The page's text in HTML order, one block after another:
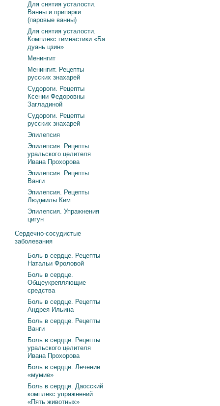
Для снятия усталости.
Ванны и припарки
(паровые ванны)
Для снятия усталости.
Комплекс гимнастики «Ба
дуань цзин»
Менингит
Менингит. Рецепты
русских знахарей
Судороги. Рецепты
Ксении Федоровны
Загладиной
Судороги. Рецепты
русских знахарей
Эпилепсия
Эпилепсия. Рецепты
уральского целителя
Ивана Прохорова
Эпилепсия. Рецепты
Ванги
Эпилепсия. Рецепты
Людмилы Ким
Эпилепсия. Упражнения
цигун
Сердечно-сосудистые
заболевания
Боль в сердце. Рецепты
Натальи Фроловой
Боль в сердце.
Общеукрепляющие
средства
Боль в сердце. Рецепты
Андрея Ильина
Боль в сердце. Рецепты
Ванги
Боль в сердце. Рецепты
уральского целителя
Ивана Прохорова
Боль в сердце. Лечение
«мумие»
Боль в сердце. Даосский
комплекс упражнений
«Пять животных»